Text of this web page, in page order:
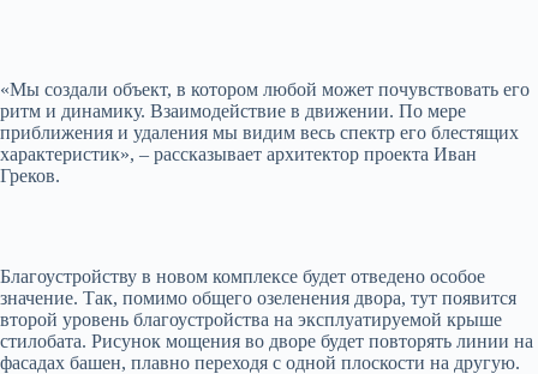
«Мы создали объект, в котором любой может почувствовать его
ритм и динамику. Взаимодействие в движении. По мере
приближения и удаления мы видим весь спектр его блестящих
характеристик», – рассказывает архитектор проекта Иван
Греков.
Благоустройству в новом комплексе будет отведено особое
значение. Так, помимо общего озеленения двора, тут появится
второй уровень благоустройства на эксплуатируемой крыше
стилобата. Рисунок мощения во дворе будет повторять линии на
фасадах башен, плавно переходя с одной плоскости на другую.